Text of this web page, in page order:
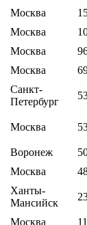
Москва
Москва
Москва
Москва
Санкт-
Петербург
Москва
Воронеж
Москва
Ханты-
Мансийск
Москва